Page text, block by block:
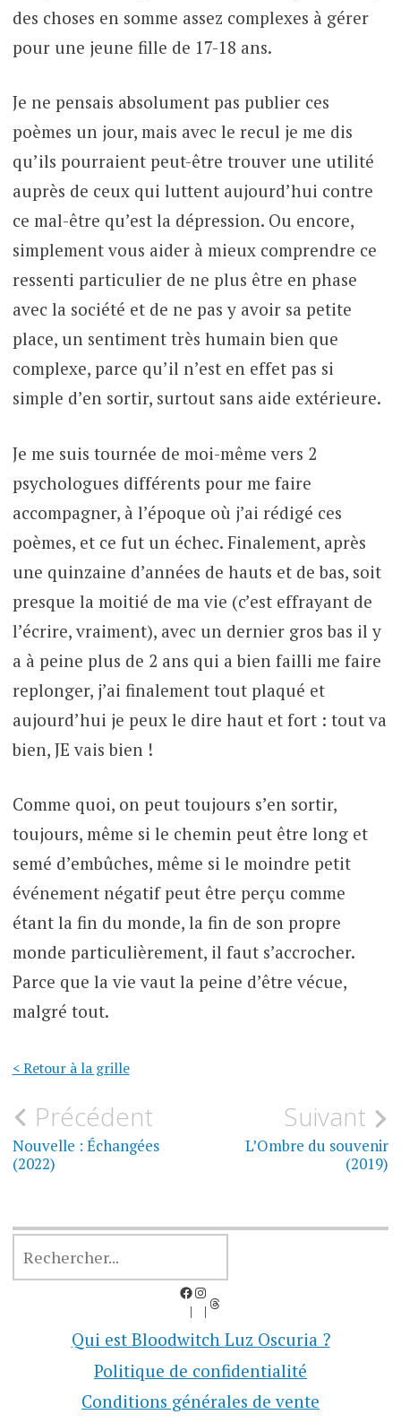
des choses en somme assez complexes à gérer
pour une jeune fille de 17-18 ans.
Je ne pensais absolument pas publier ces
poèmes un jour, mais avec le recul je me dis
qu’ils pourraient peut-être trouver une utilité
auprès de ceux qui luttent aujourd’hui contre
ce mal-être qu’est la dépression. Ou encore,
simplement vous aider à mieux comprendre ce
ressenti particulier de ne plus être en phase
avec la société et de ne pas y avoir sa petite
place, un sentiment très humain bien que
complexe, parce qu’il n’est en effet pas si
simple d’en sortir, surtout sans aide extérieure.
Je me suis tournée de moi-même vers 2
psychologues différents pour me faire
accompagner, à l’époque où j’ai rédigé ces
poèmes, et ce fut un échec. Finalement, après
une quinzaine d’années de hauts et de bas, soit
presque la moitié de ma vie (c’est effrayant de
l’écrire, vraiment), avec un dernier gros bas il y
a à peine plus de 2 ans qui a bien failli me faire
replonger, j’ai finalement tout plaqué et
aujourd’hui je peux le dire haut et fort : tout va
bien, JE vais bien !
Comme quoi, on peut toujours s’en sortir,
toujours, même si le chemin peut être long et
semé d’embûches, même si le moindre petit
événement négatif peut être perçu comme
étant la fin du monde, la fin de son propre
monde particulièrement, il faut s’accrocher.
Parce que la vie vaut la peine d’être vécue,
malgré tout.
< Retour à la grille
Navigation
de
Précédent
Nouvelle : Échangées
(2022)
Suivant
L’Ombre du souvenir
(2019)
Facebook
Instagram
Threads
Qui est Bloodwitch Luz Oscuria ?
Politique de confidentialité
Conditions générales de vente